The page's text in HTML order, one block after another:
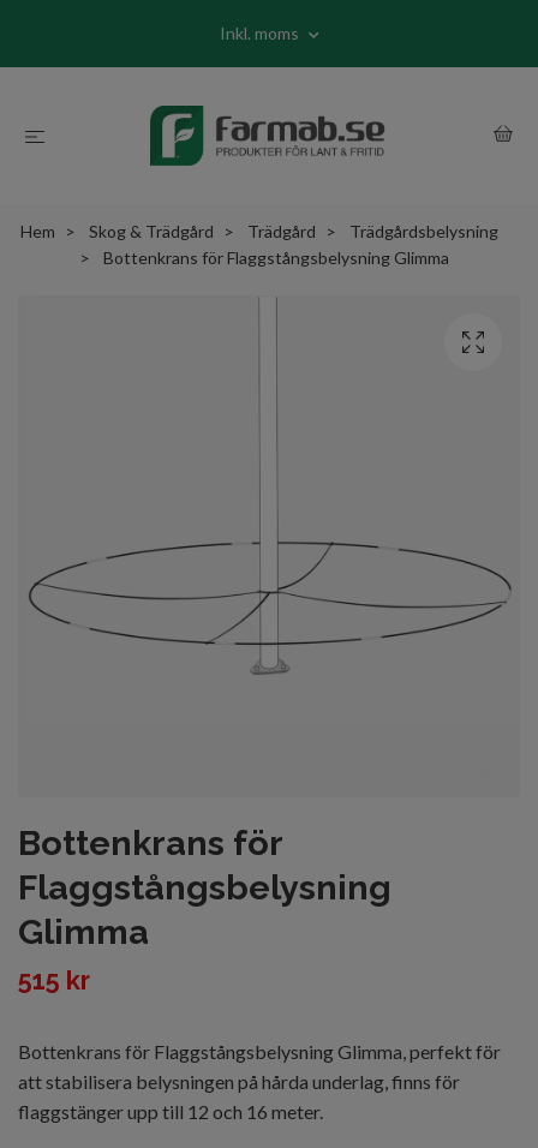
Inkl. moms
Hem Skog & Trädgård Trädgård
Trädgårdsbelysning
Bottenkrans för Flaggstångsbelysning Glimma
Bottenkrans för
Flaggstångsbelysning
Glimma
515 kr
Bottenkrans för Flaggstångsbelysning Glimma, perfekt för
att stabilisera belysningen på hårda underlag, finns för
flaggstänger upp till 12 och 16 meter.